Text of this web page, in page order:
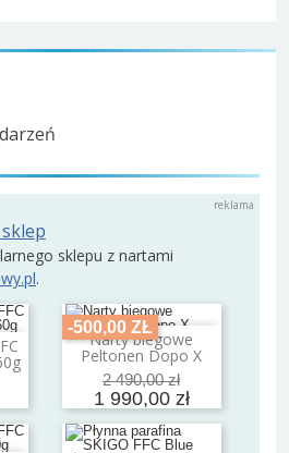
sklepu z nartami
.
-500,00 ZŁ
Narty biegowe
Peltonen Dopo X
2 490,00 zł
1 990,00 zł
Dodaj do koszyka